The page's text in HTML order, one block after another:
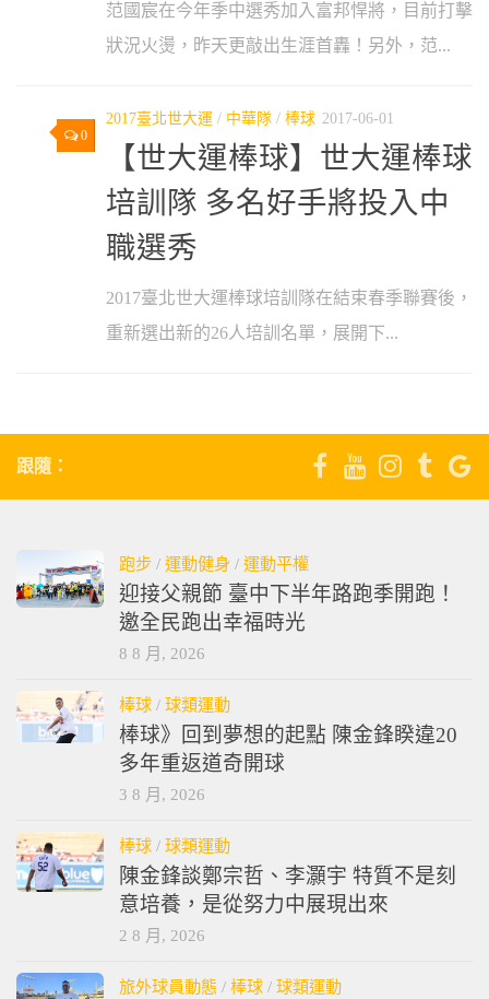
范國宸在今年季中選秀加入富邦悍將，目前打擊
狀況火燙，昨天更敲出生涯首轟！另外，范...
0
2017臺北世大運 / 中華隊 / 棒球 2017-06-01
【世大運棒球】世大運棒球
培訓隊 多名好手將投入中
職選秀
2017臺北世大運棒球培訓隊在結束春季聯賽後，
重新選出新的26人培訓名單，展開下...
跟隨：
跑步 / 運動健身 / 運動平權
迎接父親節 臺中下半年路跑季開跑！
邀全民跑出幸福時光
8 8 月, 2026
棒球 / 球類運動
棒球》回到夢想的起點 陳金鋒睽違20
多年重返道奇開球
3 8 月, 2026
棒球 / 球類運動
陳金鋒談鄭宗哲、李灝宇 特質不是刻
意培養，是從努力中展現出來
2 8 月, 2026
旅外球員動態 / 棒球 / 球類運動